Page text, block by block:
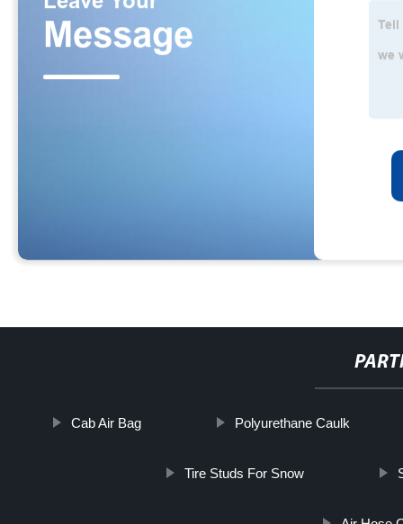
Cab Air Bag Polyurethane Caulk
Tire Studs For Snow